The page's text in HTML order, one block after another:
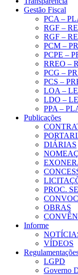
Gestão Fiscal
PCA –
RGF –
RGF –
PCM –
PCPE –
RREO –
PCG –
PCS –
LOA –
LDO –
PPA –
Publicações
DIÁRIAS
PROC.
OBRAS
Informe
VÍDEOS
LGPD
Governo